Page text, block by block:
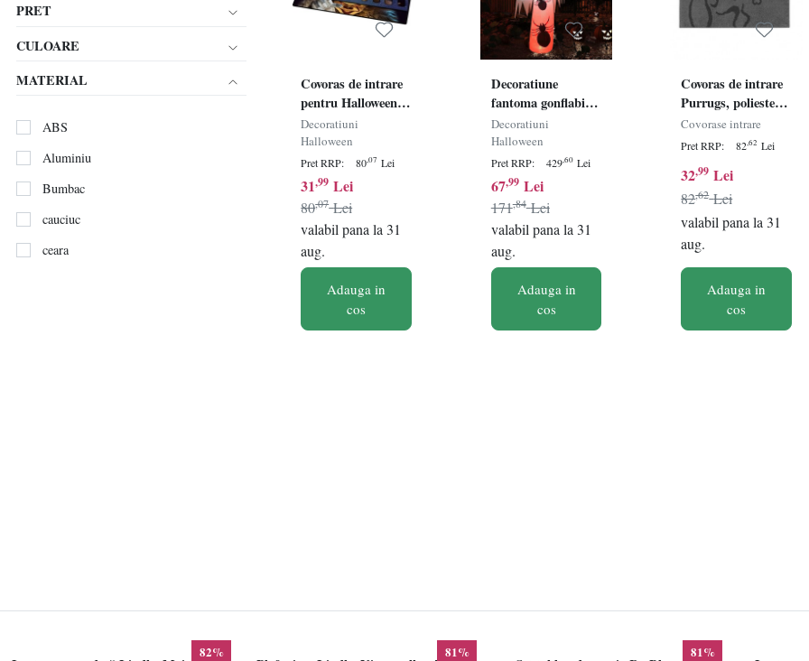
Halloween
PRET
CULOARE
MATERIAL
ABS
Aluminiu
Bumbac
cauciuc
ceara
Covoras de intrare
pentru Halloween
Sizzlepop, poliester,
multicolor, 60 x 40
cm
Decoratiuni
Halloween
Pret RRP: 80,07 Lei
31,99 Lei
80,07 Lei
valabil pana la 31
aug.
Adauga in
cos
Decoratiune
fantoma gonflabila
iluminata pentru
Halloween
YIZHIHUA,
poliester, alb/negru,
243 cm
Decoratiuni
Halloween
Pret RRP: 429,60 Lei
67,99 Lei
171,84 Lei
valabil pana la 31
aug.
Adauga in
cos
Covoras de intrare
Purrugs, poliester,
gri inchis/negru, 60
x 90 cm
Covorase intrare
Pret RRP: 82,62 Lei
32,99 Lei
82,62 Lei
valabil pana la 31
aug.
Adauga in
cos
82% 81% 81%